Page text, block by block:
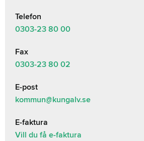
Telefon
0303-23 80 00
Fax
0303-23 80 02
E-post
kommun@kungalv.se
E-faktura
Vill du få e-faktura